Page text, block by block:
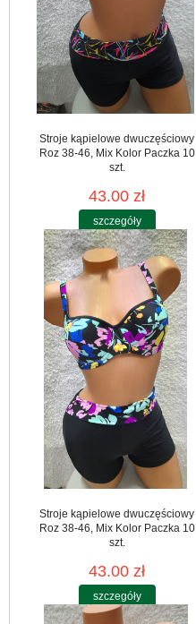
Stroje kąpielowe dwuczęściowy
Roz 38-46, Mix Kolor Paczka 10
szt.
43.00 zł
szczegóły
Stroje kąpielowe dwuczęściowy
Roz 38-46, Mix Kolor Paczka 10
szt.
43.00 zł
szczegóły